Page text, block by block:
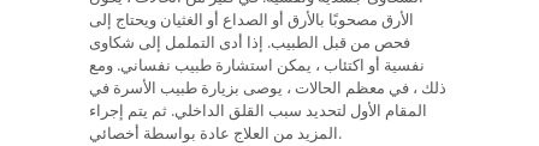
الأرق مصحوبًا بالأرق أو الصداع أو الغثيان ويحتاج إلى
فحص من قبل الطبيب. إذا أدى التململ إلى شكاوى
نفسية أو اكتئاب ، يمكن استشارة طبيب نفساني. ومع
ذلك ، في معظم الحالات ، يوصى بزيارة طبيب الأسرة في
المقام الأول لتحديد سبب القلق الداخلي. ثم يتم إجراء
المزيد من العلاج عادة بواسطة أخصائي.